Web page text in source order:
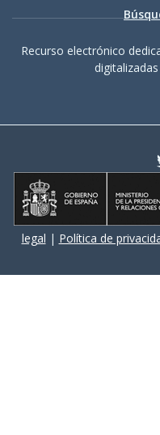
Recurso electrónico
legal | Política de